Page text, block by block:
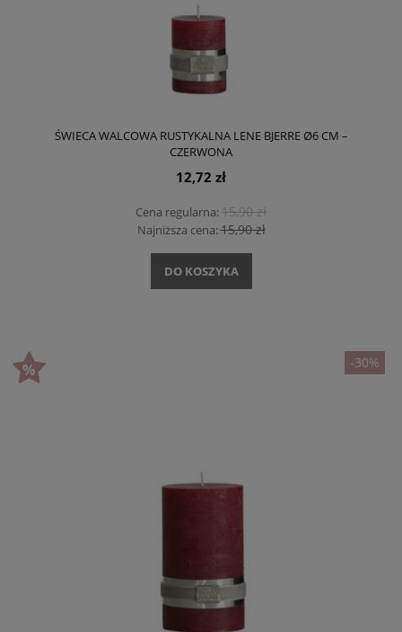
ŚWIECA WALCOWA RUSTYKALNA LENE BJERRE Ø6 CM –
CZERWONA
12,72 zł
Cena regularna:15,90 zł
Najniższa cena:15,90 zł
DO KOSZYKA
-30%